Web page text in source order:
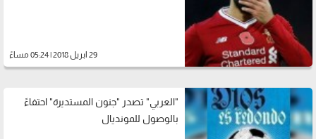
29 ابريل 2018 | 05:24 مساءً
"العربي" تصدر "جنون المستديرة" احتفاءً
بالوصول للمونديال